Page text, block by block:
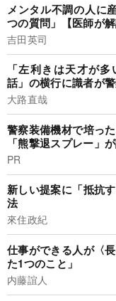
メンタル不調の人に
つの質問」【医師が解
吉田英司
「左利きは天才が
話」の横行に識者が
大路直哉
警察装備機材で培っ
「熊撃退スプレー」
PR
新しい提案に「抵抗
法
來住政紀
仕事ができる人が〈
た1つのこと」
内藤誼人